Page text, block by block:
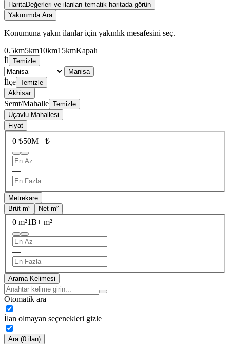
HaritaDeğerleri ve ilanları tematik haritada görün
Yakınımda Ara
Konumuna yakın ilanlar için yakınlık mesafesini seç.
0.5km5km10km15kmKapalı
İl Temizle
Manisa
İlçe Temizle
Akhisar
Semt/Mahalle Temizle
Üçavlu Mahallesi
Fiyat
0 ₺50M+ ₺
—
Metrekare
Brüt m²
Net m²
0 m²1B+ m²
—
Arama Kelimesi
Otomatik ara
İlan olmayan seçenekleri gizle
Ara (0 ilan)